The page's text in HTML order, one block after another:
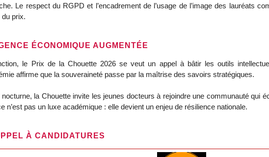
Le respect du RGPD et l’encadrement de l’usage de l’image des lauréats
du prix.
ÉCONOMIQUE AUGMENTÉE
le Prix de la Chouette 2026 se veut un appel à bâtir les outils
affirme que la souveraineté passe par la maîtrise des savoirs stratégiques.
la Chouette invite les jeunes docteurs à rejoindre une communauté qui
n’est pas un luxe académique : elle devient un enjeu de résilience nationale.
À CANDIDATURES